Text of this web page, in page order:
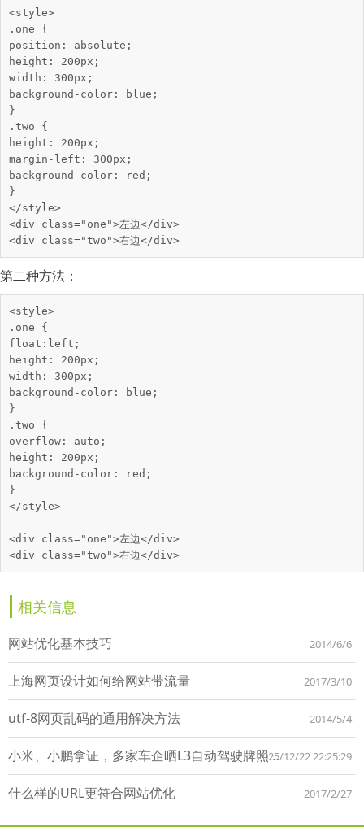
<style>
.one {
position: absolute;
height: 200px;
width: 300px;
background-color: blue;
}
.two {
height: 200px;
margin-left: 300px;
background-color: red;
}
</style>
<div class="one">左边</div>
<div class="two">右边</div>
第二种方法：
<style>
.one {
float:left;
height: 200px;
width: 300px;
background-color: blue;
}
.two {
overflow: auto;
height: 200px;
background-color: red;
}
</style>
<div class="one">左边</div>
<div class="two">右边</div>
相关信息
网站优化基本技巧 2014/6/6
上海网页设计如何给网站带流量 2017/3/10
utf-8网页乱码的通用解决方法 2014/5/4
小米、小鹏拿证，多家车企晒L3自动驾驶牌照！司机离解放双手还有多远？
2025/12/22 22:25:29
什么样的URL更符合网站优化 2017/2/27